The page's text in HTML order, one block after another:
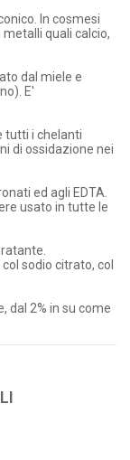
In cosmesi
quali calcio,
dal miele e
E'
tutti i chelanti
di ossidazione nei
ed agli EDTA.
usato in tutte le
sodio citrato, col
dal 2% in su come